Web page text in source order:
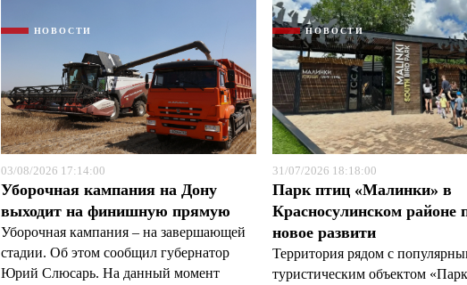
НОВОСТИ
03/08/2026 17:14:00
Уборочная кампания на Дону
выходит на финишную прямую
Уборочная кампания – на завершающей
стадии. Об этом сообщил губернатор
Юрий Слюсарь. На данный момент
НОВОСТИ
31/07/2026 18:18:00
Парк птиц «Малинки» в
Красносулинском районе
новое развити
Территория рядом с
туристическим объектом